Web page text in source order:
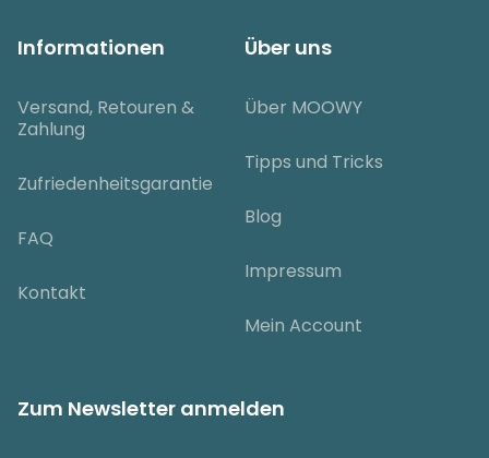
Informationen
Versand, Retouren &
Zahlung
Zufriedenheitsgarantie
FAQ
Kontakt
Über uns
Über MOOWY
Tipps und Tricks
Blog
Impressum
Mein Account
Zum Newsletter anmelden